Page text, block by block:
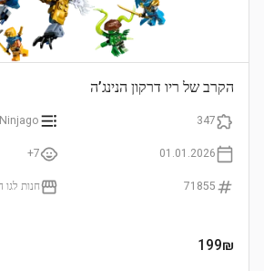
הקרב של ריו דרקון הנינג’ה
347
Ninjago
01.01.2026
7+
71855
199₪